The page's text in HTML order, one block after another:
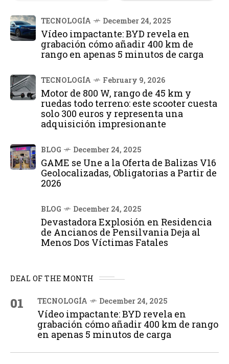
TECNOLOGÍA December 24, 2025
Vídeo impactante: BYD revela en
grabación cómo añadir 400 km de
rango en apenas 5 minutos de carga
TECNOLOGÍA February 9, 2026
Motor de 800 W, rango de 45 km y
ruedas todo terreno: este scooter cuesta
solo 300 euros y representa una
adquisición impresionante
BLOG December 24, 2025
GAME se Une a la Oferta de Balizas V16
Geolocalizadas, Obligatorias a Partir de
2026
BLOG December 24, 2025
Devastadora Explosión en Residencia
de Ancianos de Pensilvania Deja al
Menos Dos Víctimas Fatales
DEAL OF THE MONTH
01 TECNOLOGÍA December 24, 2025
Vídeo impactante: BYD revela en
grabación cómo añadir 400 km de rango
en apenas 5 minutos de carga